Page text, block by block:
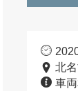
北
車